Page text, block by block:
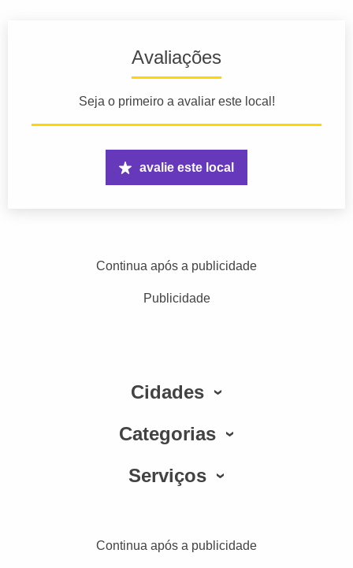
Avaliações
Seja o primeiro a avaliar este local!
avalie este local
Continua após a publicidade
Publicidade
Cidades
Categorias
Serviços
Continua após a publicidade